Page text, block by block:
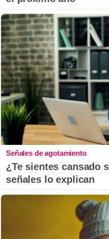
Señales de agotamiento
¿Te sientes cansado
señales lo explican